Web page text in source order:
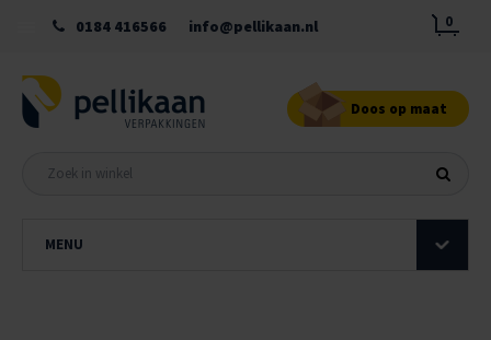
0184 416566 info@pellikaan.nl 0
Doos op maat
MENU